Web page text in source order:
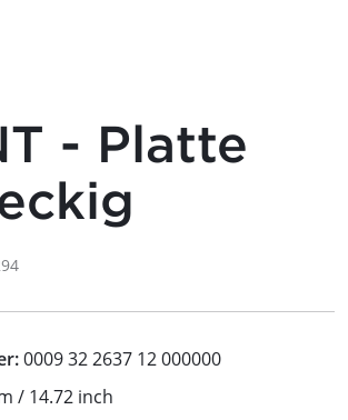
- Platte
0009 32 2637 12 000000
/ 14.72 inch